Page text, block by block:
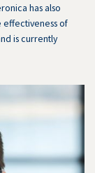
has also
effectiveness of
is currently